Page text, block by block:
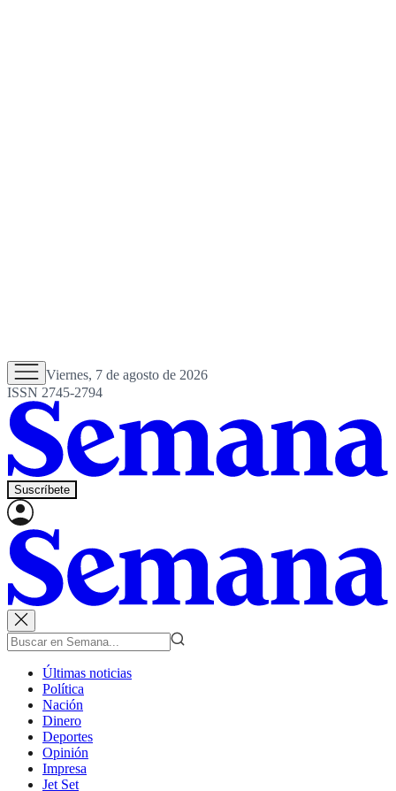
Viernes, 7 de agosto de 2026
ISSN 2745-2794
Suscríbete
Últimas noticias
Política
Nación
Dinero
Deportes
Opinión
Impresa
Jet Set